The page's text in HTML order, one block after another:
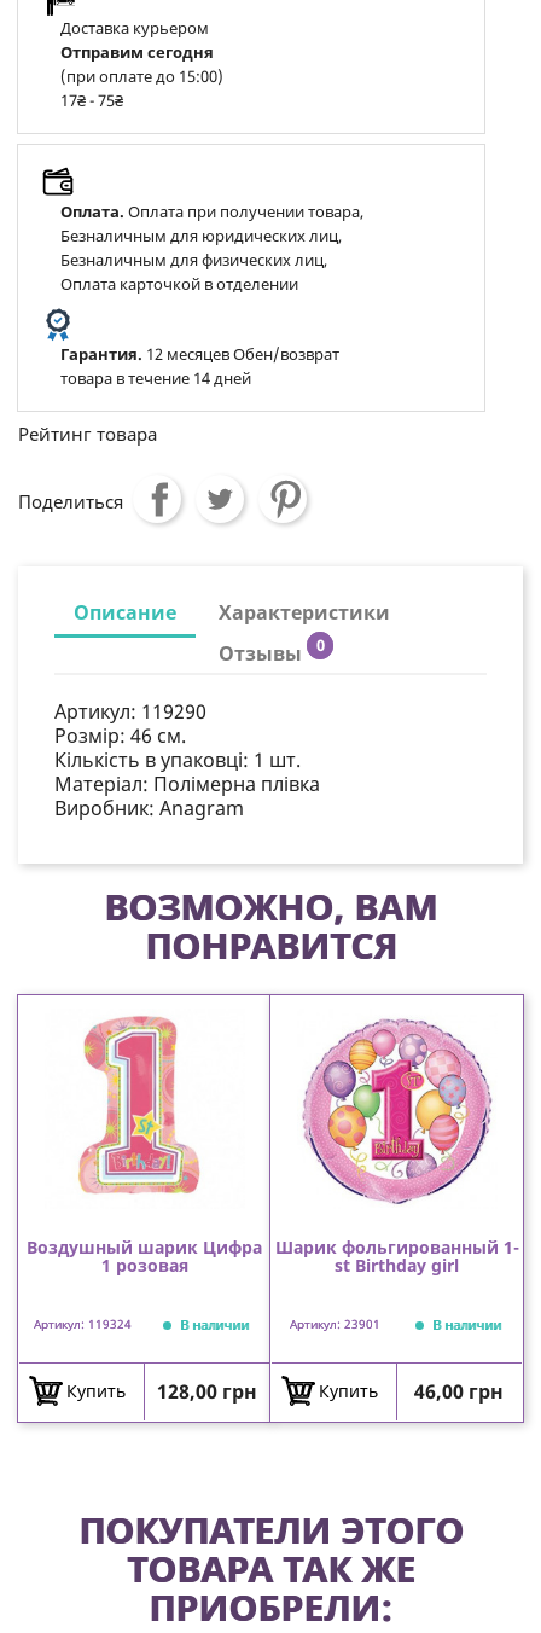
Доставка курьером
Отправим сегодня
(при оплате до 15:00)
17₴ - 75₴
Оплата. Оплата при получении товара,
Безналичным для юридических лиц,
Безналичным для физических лиц,
Оплата карточкой в отделении
Гарантия. 12 месяцев Обен/возврат
товара в течение 14 дней
Рейтинг товара
Поделиться
Описание
Характеристики
Отзывы
0
Артикул: 119290
Розмір: 46 см.
Кількість в упаковці: 1 шт.
Матеріал: Полімерна плівка
Виробник: Anagram
ВОЗМОЖНО, ВАМ
ПОНРАВИТСЯ
Воздушный шарик Цифра
1 розовая
Артикул: 119324 В наличии
Купить Цена
128,00 грн
Шарик фольгированный 1-
st Birthday girl
Артикул: 23901 В наличии
Купить Цена
46,00 грн
ПОКУПАТЕЛИ ЭТОГО
ТОВАРА ТАК ЖЕ
ПРИОБРЕЛИ: